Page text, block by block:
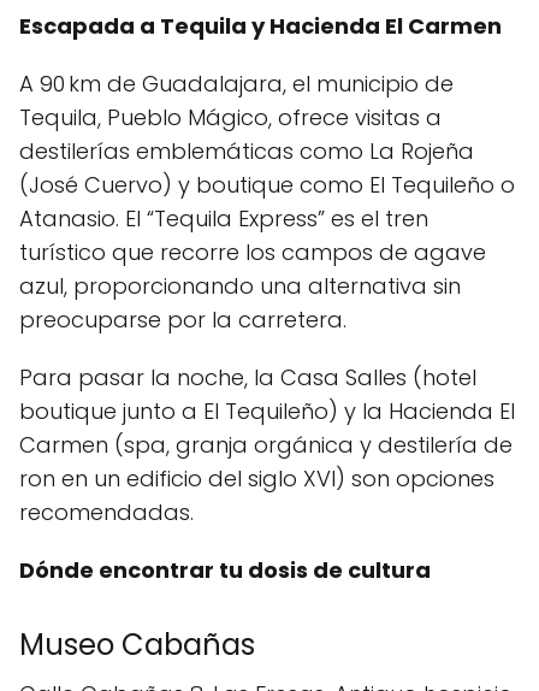
Escapada a Tequila y Hacienda El Carmen
A 90 km de Guadalajara, el municipio de
Tequila, Pueblo Mágico, ofrece visitas a
destilerías emblemáticas como La Rojeña
(José Cuervo) y boutique como El Tequileño o
Atanasio. El “Tequila Express” es el tren
turístico que recorre los campos de agave
azul, proporcionando una alternativa sin
preocuparse por la carretera.
Para pasar la noche, la Casa Salles (hotel
boutique junto a El Tequileño) y la Hacienda El
Carmen (spa, granja orgánica y destilería de
ron en un edificio del siglo XVI) son opciones
recomendadas.
Dónde encontrar tu dosis de cultura
Museo Cabañas